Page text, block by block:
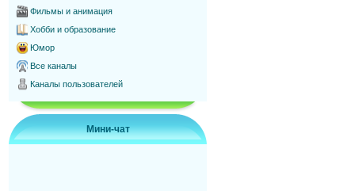
Фильмы и анимация
Хобби и образование
Юмор
Все каналы
Каналы пользователей
Мини-чат